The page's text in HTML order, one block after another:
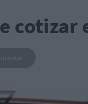
cotizar